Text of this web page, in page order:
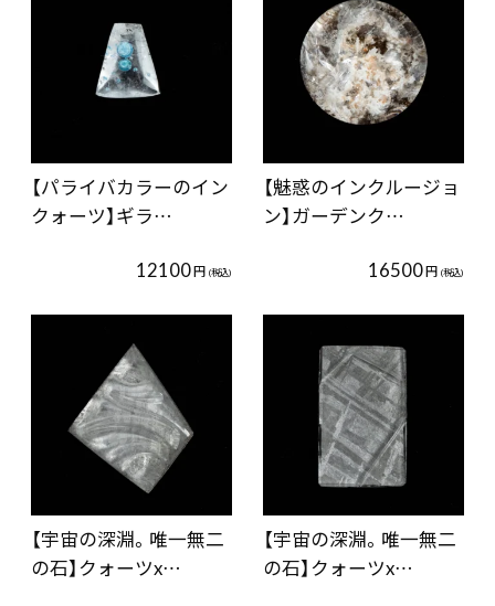
【パライバカラーのイン
クォーツ】ギラ…
12100円 (税込)
【魅惑のインクルージョ
ン】ガーデンク…
16500円 (税込)
【宇宙の深淵。唯一無二
の石】クォーツx…
【宇宙の深淵。唯一無二
の石】クォーツx…